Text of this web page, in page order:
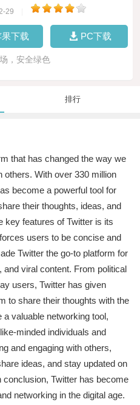
29
下载 PC下载
，安全绿色
排行
that has changed the way we
With over 330 million
become a powerful tool for
their thoughts, ideas, and
key features of Twitter is its
users to be concise and
Twitter the go-to platform for
viral content. From political
users, Twitter has given
to share their thoughts with the
valuable networking tool,
minded individuals and
and engaging with others,
ideas, and stay updated on
conclusion, Twitter has become
networking in the digital age.